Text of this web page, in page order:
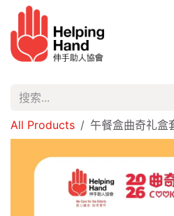
跳至内容
All Products 午餐盒曲奇礼盒